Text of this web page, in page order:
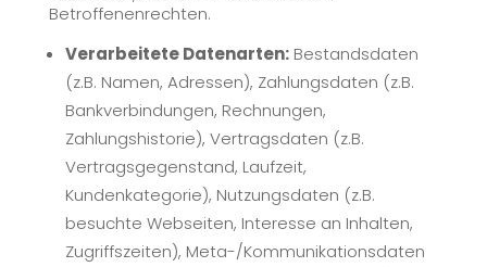
Betroffenenrechten.
Verarbeitete Datenarten:Bestandsdaten
(z.B. Namen, Adressen), Zahlungsdaten (z.B.
Bankverbindungen, Rechnungen,
Zahlungshistorie), Vertragsdaten (z.B.
Vertragsgegenstand, Laufzeit,
Kundenkategorie), Nutzungsdaten (z.B.
besuchte Webseiten, Interesse an Inhalten,
Zugriffszeiten), Meta-/Kommunikationsdaten